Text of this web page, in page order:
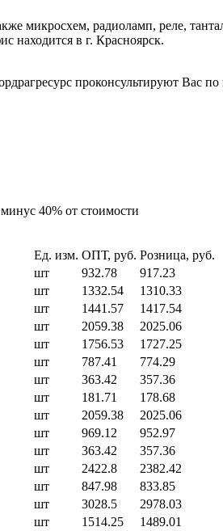
микросхем, радиоламп, реле,
находится в г. Красноярск.
проконсультируют Вас
40% от стоимости
Ед. изм. ОПТ, руб. Розница, руб.
шт 932.78
917.23
шт 1332.54
1310.33
шт 1441.57
1417.54
шт 2059.38
2025.06
шт 1756.53
1727.25
шт 787.41
774.29
шт 363.42
357.36
шт 181.71
178.68
шт 2059.38
2025.06
шт 969.12
952.97
шт 363.42
357.36
шт 2422.8
2382.42
шт 847.98
833.85
шт 3028.5
2978.03
шт 1514.25
1489.01